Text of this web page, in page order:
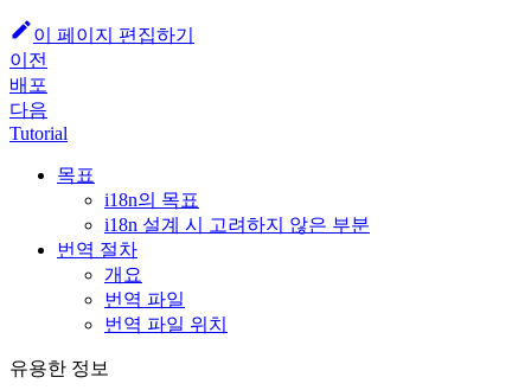
이 페이지 편집하기
이전
배포
다음
Tutorial
목표
i18n의 목표
i18n 설계 시 고려하지 않은 부분
번역 절차
개요
번역 파일
번역 파일 위치
유용한 정보